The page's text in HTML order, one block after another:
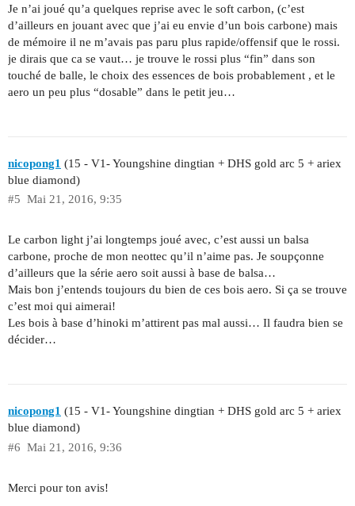
Je n’ai joué qu’a quelques reprise avec le soft carbon, (c’est
d’ailleurs en jouant avec que j’ai eu envie d’un bois carbone) mais
de mémoire il ne m’avais pas paru plus rapide/offensif que le rossi.
je dirais que ca se vaut… je trouve le rossi plus “fin” dans son
touché de balle, le choix des essences de bois probablement , et le
aero un peu plus “dosable” dans le petit jeu…
nicopong1 (15 - V1- Youngshine dingtian + DHS gold arc 5 + ariex
blue diamond)
Mai 21, 2016, 9:35
#5
Le carbon light j’ai longtemps joué avec, c’est aussi un balsa
carbone, proche de mon neottec qu’il n’aime pas. Je soupçonne
d’ailleurs que la série aero soit aussi à base de balsa…
Mais bon j’entends toujours du bien de ces bois aero. Si ça se trouve
c’est moi qui aimerai!
Les bois à base d’hinoki m’attirent pas mal aussi… Il faudra bien se
décider…
nicopong1 (15 - V1- Youngshine dingtian + DHS gold arc 5 + ariex
blue diamond)
Mai 21, 2016, 9:36
#6
Merci pour ton avis!